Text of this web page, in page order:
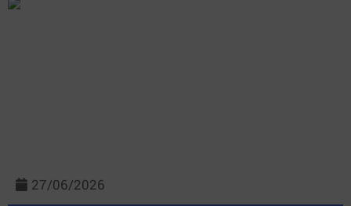
27/06/2026